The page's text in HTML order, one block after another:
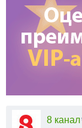
8 канал